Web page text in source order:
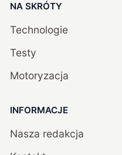
NA SKRÓTY
Technologie
Testy
Motoryzacja
INFORMACJE
Nasza redakcja